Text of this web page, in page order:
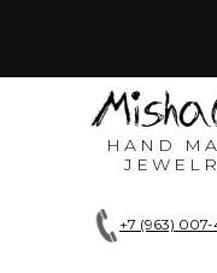
HAND
+7 (963) 007-